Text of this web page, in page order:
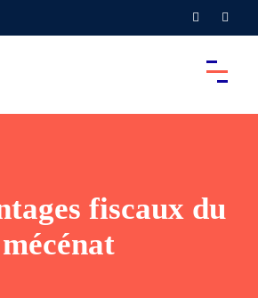
fiscaux du
mécénat